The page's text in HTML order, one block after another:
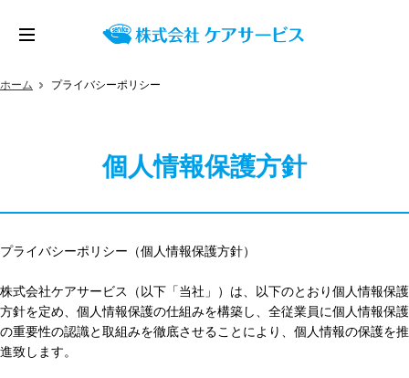
ホーム プライバシーポリシー
個人情報保護方針
プライバシーポリシー（個人情報保護方針）
株式会社ケアサービス（以下「当社」）は、以下のとおり個人情報保護
方針を定め、個人情報保護の仕組みを構築し、全従業員に個人情報保護
の重要性の認識と取組みを徹底させることにより、個人情報の保護を推
進致します。